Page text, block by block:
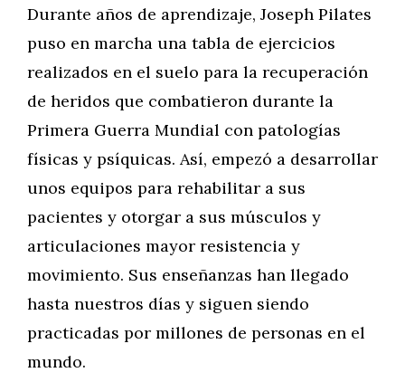
Durante años de aprendizaje, Joseph Pilates
puso en marcha una tabla de ejercicios
realizados en el suelo para la recuperación
de heridos que combatieron durante la
Primera Guerra Mundial con patologías
físicas y psíquicas. Así, empezó a desarrollar
unos equipos para rehabilitar a sus
pacientes y otorgar a sus músculos y
articulaciones mayor resistencia y
movimiento. Sus enseñanzas han llegado
hasta nuestros días y siguen siendo
practicadas por millones de personas en el
mundo.